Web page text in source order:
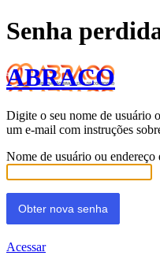
Senha
ABRACO
Digite o seu nome de usuário
um e-mail com instruções
Nome de usuário ou endereço
Acessar